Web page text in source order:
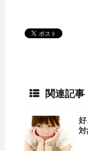
関連記事
好
対